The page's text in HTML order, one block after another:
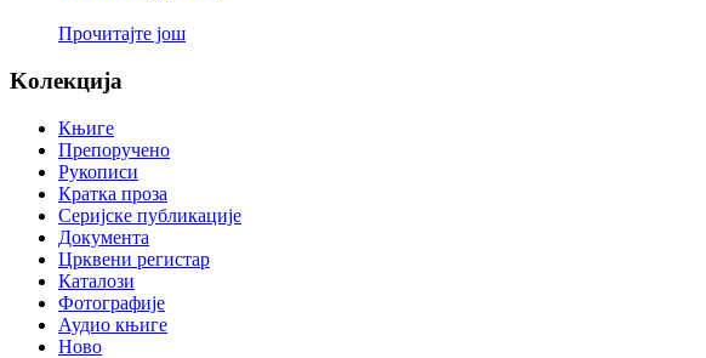
Прочитајте још
Koлекција
Књиге
Препоручено
Рукописи
Кратка проза
Серијске публикације
Документа
Црквени регистар
Каталози
Фотографије
Аудио књиге
Ново